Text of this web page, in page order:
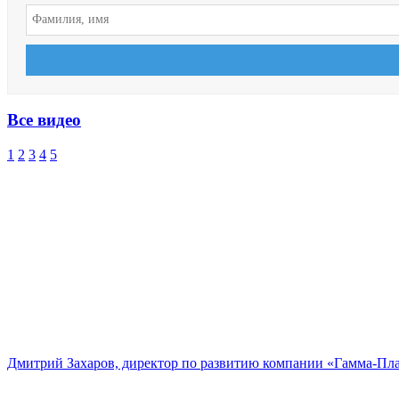
Все видео
1 2 3 4 5
Дмитрий Захаров, директор по развитию компании «Гамма-